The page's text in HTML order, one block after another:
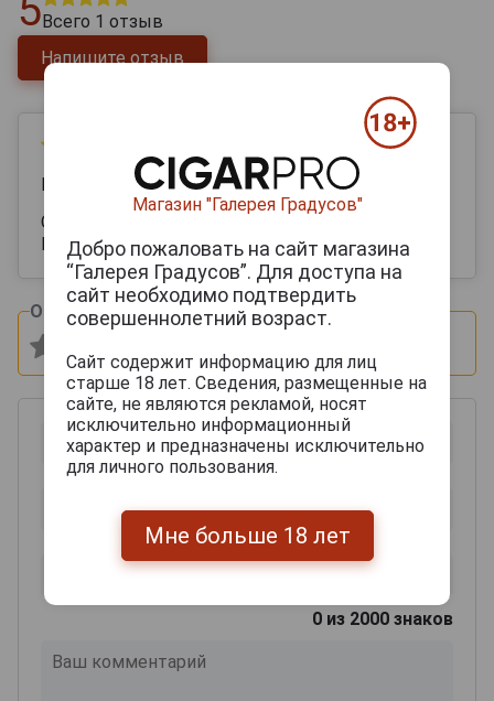
5 Всего 1 отзыв
Напишите отзыв
Константин
Отличные сигариллы!
Наслаждение...
Оцените и напишите отзыв:
0 из 2000 знаков
Магазин "Галерея Градусов"
Добро пожаловать на сайт магазина
“Галерея Градусов”. Для доступа на
сайт необходимо подтвердить
совершеннолетний возраст.
Сайт содержит информацию для лиц
старше 18 лет. Сведения, размещенные на
сайте, не являются рекламой, носят
исключительно информационный
характер и предназначены исключительно
для личного пользования.
Мне больше 18 лет